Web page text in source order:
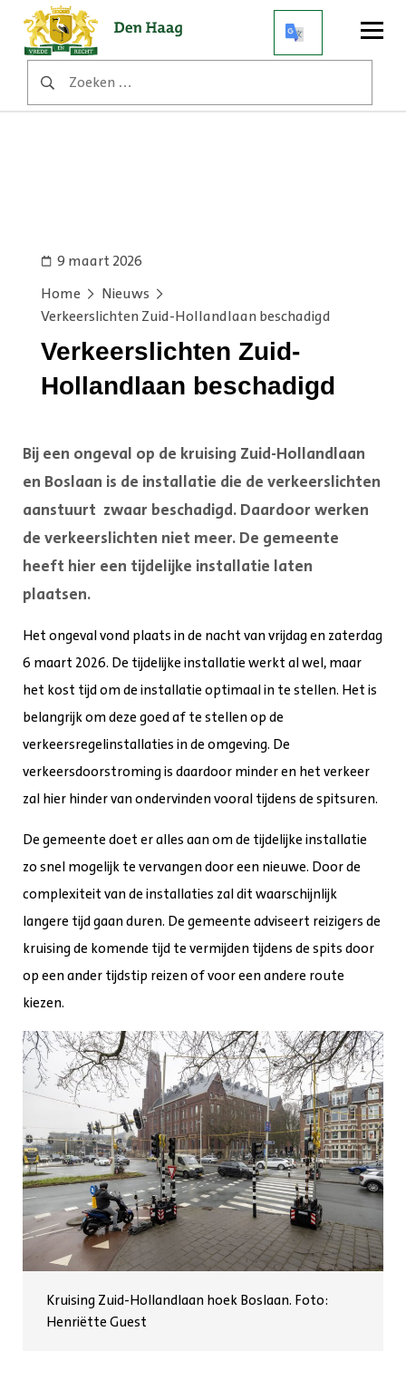
naar:
Open
Verkeerslichten Zuid-
Hollandlaan beschadigd
9 maart 2026
Home
Nieuws
Verkeerslichten Zuid-Hollandlaan beschadigd
Bij een ongeval op de kruising Zuid-Hollandlaan
en Boslaan is de installatie die de verkeerslichten
aanstuurt zwaar beschadigd. Daardoor werken
de verkeerslichten niet meer. De gemeente
heeft hier een tijdelijke installatie laten
plaatsen.
Het ongeval vond plaats in de nacht van vrijdag en zaterdag
6 maart 2026. De tijdelijke installatie werkt al wel, maar
het kost tijd om de installatie optimaal in te stellen. Het is
belangrijk om deze goed af te stellen op de
verkeersregelinstallaties in de omgeving. De
verkeersdoorstroming is daardoor minder en het verkeer
zal hier hinder van ondervinden vooral tijdens de spitsuren.
De gemeente doet er alles aan om de tijdelijke installatie
zo snel mogelijk te vervangen door een nieuwe. Door de
complexiteit van de installaties zal dit waarschijnlijk
langere tijd gaan duren. De gemeente adviseert reizigers de
kruising de komende tijd te vermijden tijdens de spits door
op een ander tijdstip reizen of voor een andere route
kiezen.
Kruising Zuid-Hollandlaan hoek Boslaan. Foto:
Henriëtte Guest